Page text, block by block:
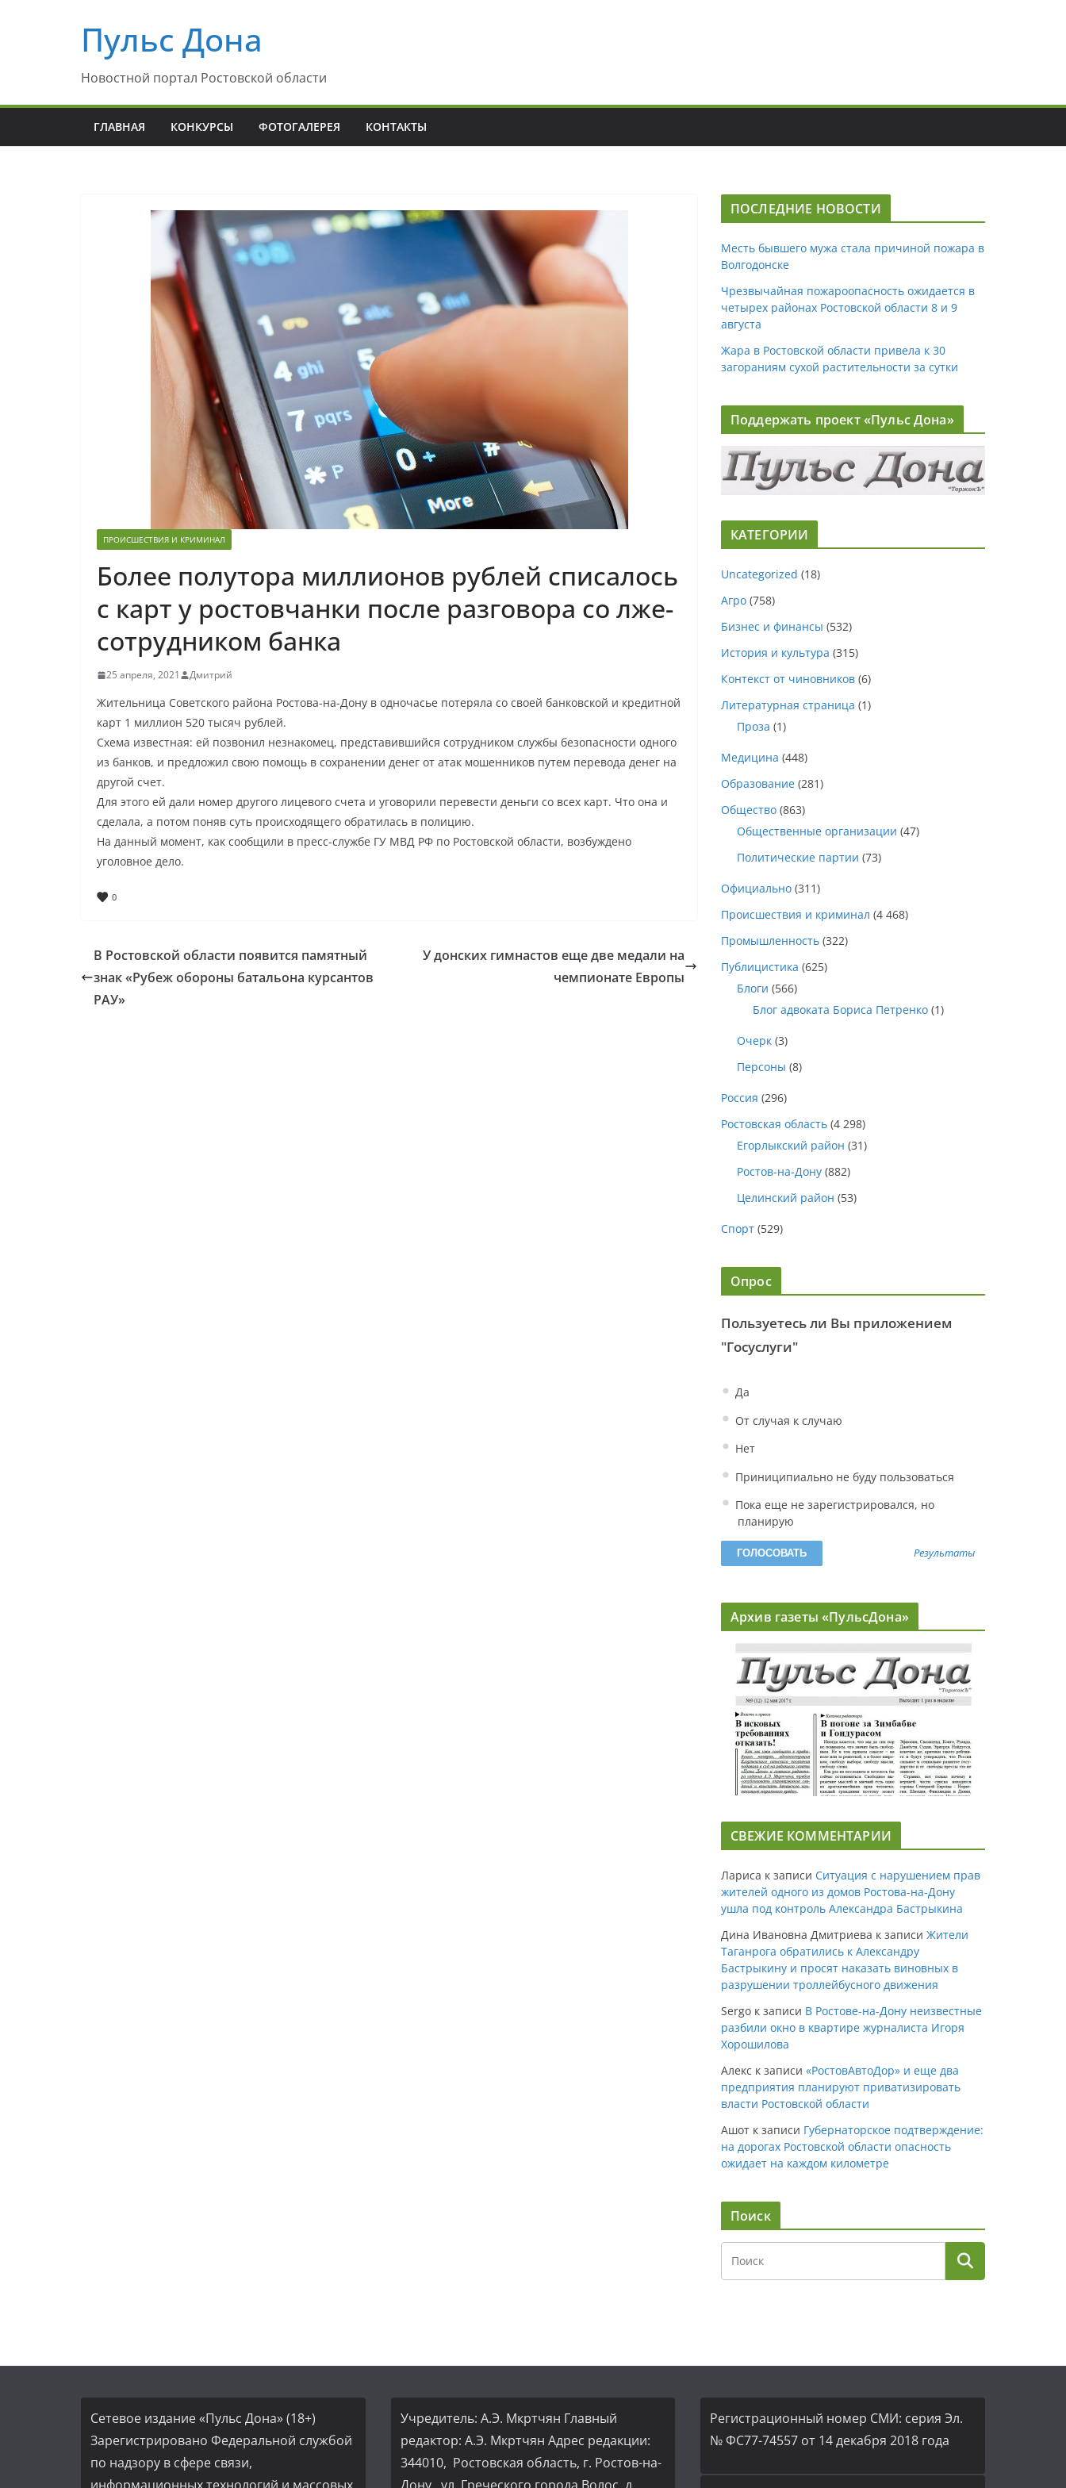
содержимомуПульс Дона
Новостной портал Ростовской области
ГЛАВНАЯ КОНКУРСЫ ФОТОГАЛЕРЕЯ КОНТАКТЫ
ПРОИСШЕСТВИЯ И КРИМИНАЛ
Более полутора миллионов рублей списалось
с карт у ростовчанки после разговора со лже-
сотрудником банка
25 апреля, 2021 Дмитрий
Жительница Советского района Ростова-на-Дону в одночасье потеряла со своей банковской и кредитной
карт 1 миллион 520 тысяч рублей.
Схема известная: ей позвонил незнакомец, представившийся сотрудником службы безопасности одного
из банков, и предложил свою помощь в сохранении денег от атак мошенников путем перевода денег на
другой счет.
Для этого ей дали номер другого лицевого счета и уговорили перевести деньги со всех карт. Что она и
сделала, а потом поняв суть происходящего обратилась в полицию.
На данный момент, как сообщили в пресс-службе ГУ МВД РФ по Ростовской области, возбуждено
уголовное дело.
0
В Ростовской области появится памятный
знак «Рубеж обороны батальона курсантов
РАУ»
У донских гимнастов еще две медали на
чемпионате Европы
ПОСЛЕДНИЕ НОВОСТИ
Месть бывшего мужа стала причиной пожара в
Волгодонске
Чрезвычайная пожароопасность ожидается в
четырех районах Ростовской области 8 и 9
августа
Жара в Ростовской области привела к 30
загораниям сухой растительности за сутки
Поддержать проект «Пульс Дона»
КАТЕГОРИИ
Uncategorized (18)
Агро (758)
Бизнес и финансы (532)
История и культура (315)
Контекст от чиновников (6)
Литературная страница (1)
Проза (1)
Медицина (448)
Образование (281)
Общество (863)
Общественные организации (47)
Политические партии (73)
Официально (311)
Происшествия и криминал (4 468)
Промышленность (322)
Публицистика (625)
Блоги (566)
Блог адвоката Бориса Петренко (1)
Очерк (3)
Персоны (8)
Россия (296)
Ростовская область (4 298)
Егорлыкский район (31)
Ростов-на-Дону (882)
Целинский район (53)
Спорт (529)
Опрос
Пользуетесь ли Вы приложением
"Госуслуги"
Да
От случая к случаю
Нет
Приниципиально не буду пользоваться
Пока еще не зарегистрировался, но
планирую
Результаты
Архив газеты «ПульсДона»
СВЕЖИЕ КОММЕНТАРИИ
Лариса к записи Ситуация с нарушением прав
жителей одного из домов Ростова-на-Дону
ушла под контроль Александра Бастрыкина
Дина Ивановна Дмитриева к записи Жители
Таганрога обратились к Александру
Бастрыкину и просят наказать виновных в
разрушении троллейбусного движения
Sergo к записи В Ростове-на-Дону неизвестные
разбили окно в квартире журналиста Игоря
Хорошилова
Алекс к записи «РостовАвтоДор» и еще два
предприятия планируют приватизировать
власти Ростовской области
Ашот к записи Губернаторское подтверждение:
на дорогах Ростовской области опасность
ожидает на каждом километре
Поиск
Сетевое издание «Пульс Дона» (18+)
Зарегистрировано Федеральной службой
по надзору в сфере связи,
Учредитель: А.Э. Мкртчян Главный
редактор: А.Э. Мкртчян Адрес редакции:
344010, Ростовская область, г. Ростов-на-
Регистрационный номер СМИ: серия Эл.
№ ФС77-74557 от 14 декабря 2018 года